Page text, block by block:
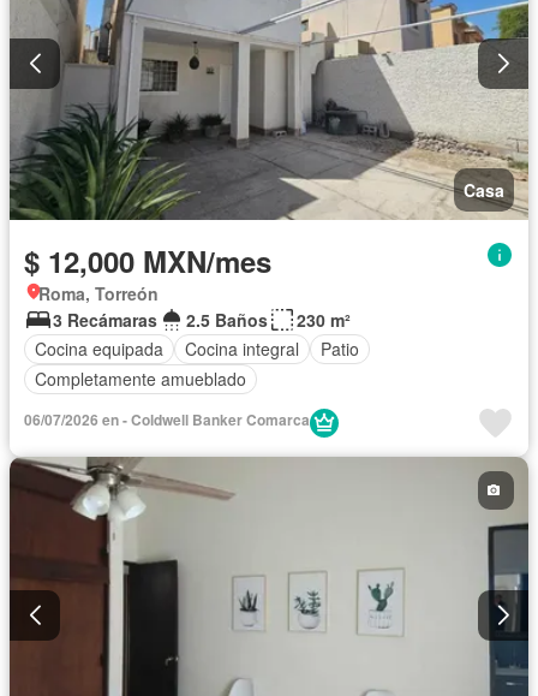
Casa
$ 12,000 MXN/mes
Roma, Torreón
3 Recámaras
2.5 Baños
230 m²
Cocina equipada
Cocina integral
Patio
Completamente amueblado
06/07/2026 en - Coldwell Banker Comarca